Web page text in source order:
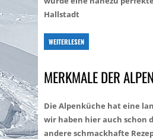
Hallstadt
WEITERLESEN
MERKMALE DER
Die Alpenküche hat eine
wir haben hier auch schon
andere schmackhafte